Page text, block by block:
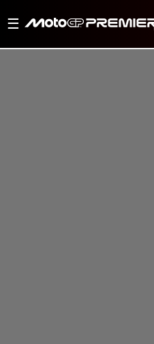
Basculer
navigation